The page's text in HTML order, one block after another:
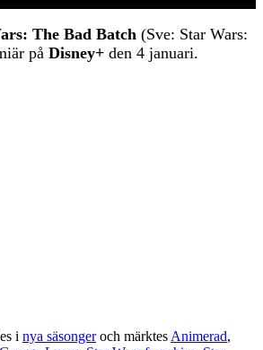
The Bad Batch (Sve: Star Wars:
på Disney+ den 4 januari.
i nya säsongeroch märktes Animerad,